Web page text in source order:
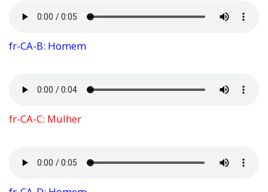
fr-CA-B: Homem
fr-CA-C: Mulher